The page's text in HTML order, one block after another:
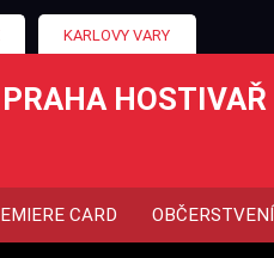
KARLOVY VARY
HOSTIVAŘ
CARD OBČERSTVENÍ